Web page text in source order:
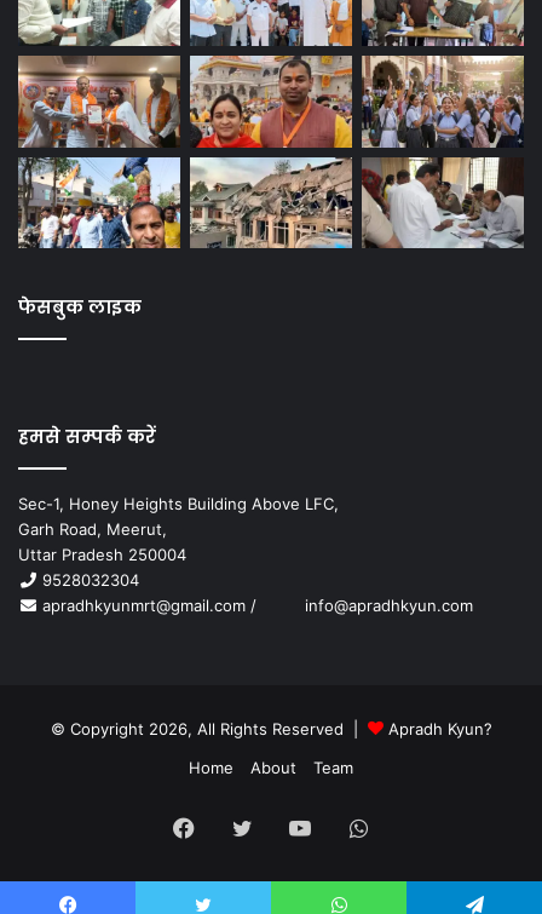
फेसबुक लाइक
हमसे सम्पर्क करें
Sec-1, Honey Heights Building Above LFC,
Garh Road, Meerut,
Uttar Pradesh 250004
9528032304
apradhkyunmrt@gmail.com / info@apradhkyun.com
© Copyright 2026, All Rights Reserved |
Apradh Kyun?
Home
About Team
Facebook
Twitter YouTubeWhatsApp